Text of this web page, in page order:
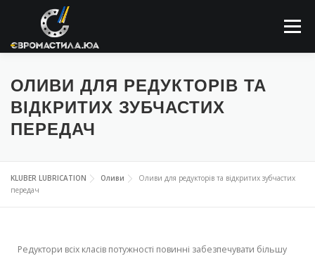
Меню
ПРО КОМПАНІЮ МАСТИЛЬНІ МАТЕРІАЛИ
ЗАСТОСОВУННЯ
ОЛИВИ ДЛЯ РЕДУКТОРІВ ТА
ВІДКРИТИХ ЗУБЧАСТИХ
ПЕРЕДАЧ
KLUBER LUBRICATION Оливи
Оливи для редукторів та відкритих зубчастих
передач
Редуктори всіх класів потужності повинні забезпечувати більшу